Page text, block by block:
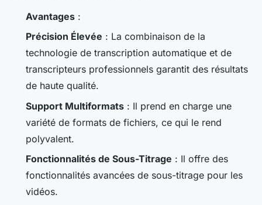
Avantages :
Précision Élevée : La combinaison de la
technologie de transcription automatique et de
transcripteurs professionnels garantit des résultats
de haute qualité.
Support Multiformats : Il prend en charge une
variété de formats de fichiers, ce qui le rend
polyvalent.
Fonctionnalités de Sous-Titrage : Il offre des
fonctionnalités avancées de sous-titrage pour les
vidéos.